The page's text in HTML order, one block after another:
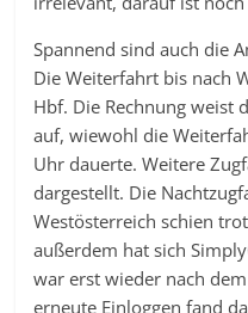
Spannend sind auch die
Die Weiterfahrt bis nach
Hbf. Die Rechnung weist
auf, wiewohl die
Uhr dauerte. Weitere
dargestellt. Die
Westösterreich schien
außerdem hat sich
war erst wieder nach
erneute Einloggen fand